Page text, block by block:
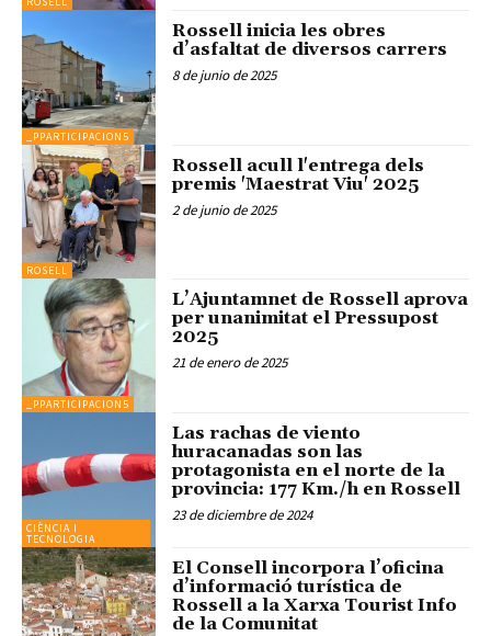
_PPARTICIPACION5
Rossell inicia les obres
d’asfaltat de diversos carrers
8 de junio de 2025
ROSELL
Rossell acull l'entrega dels
premis 'Maestrat Viu' 2025
2 de junio de 2025
_PPARTICIPACION5
L’Ajuntamnet de Rossell aprova
per unanimitat el Pressupost
2025
21 de enero de 2025
CIÈNCIA I
TECNOLOGIA
Las rachas de viento
huracanadas son las
protagonista en el norte de la
provincia: 177 Km./h en Rossell
23 de diciembre de 2024
El Consell incorpora l’oficina
d’informació turística de
Rossell a la Xarxa Tourist Info
de la Comunitat